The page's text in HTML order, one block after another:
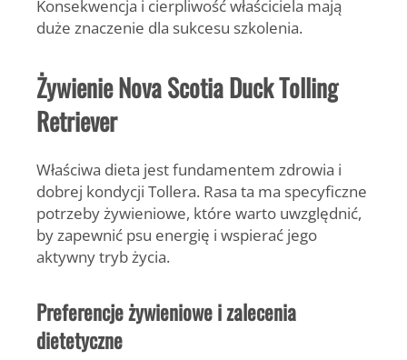
Konsekwencja i cierpliwość właściciela mają
duże znaczenie dla sukcesu szkolenia.
Żywienie Nova Scotia Duck Tolling
Retriever
Właściwa dieta jest fundamentem zdrowia i
dobrej kondycji Tollera. Rasa ta ma specyficzne
potrzeby żywieniowe, które warto uwzględnić,
by zapewnić psu energię i wspierać jego
aktywny tryb życia.
Preferencje żywieniowe i zalecenia
dietetyczne